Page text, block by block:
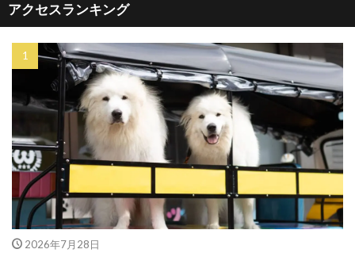
アクセスランキング
2026年7月28日